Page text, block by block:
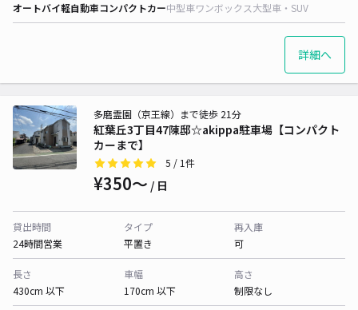
オートバイ軽自動車コンパクトカー中型車ワンボックス大型車・SUV
詳細へ
紅葉丘3丁目47陳邸☆akippa駐車場【コンパクト
カーまで】
多磨霊園（京王線）まで徒歩 21分
5 / 1件
¥350〜 / 日
貸出時間
24時間営業
タイプ
平置き
再入庫
可
長さ
430cm 以下
車幅
170cm 以下
高さ
制限なし